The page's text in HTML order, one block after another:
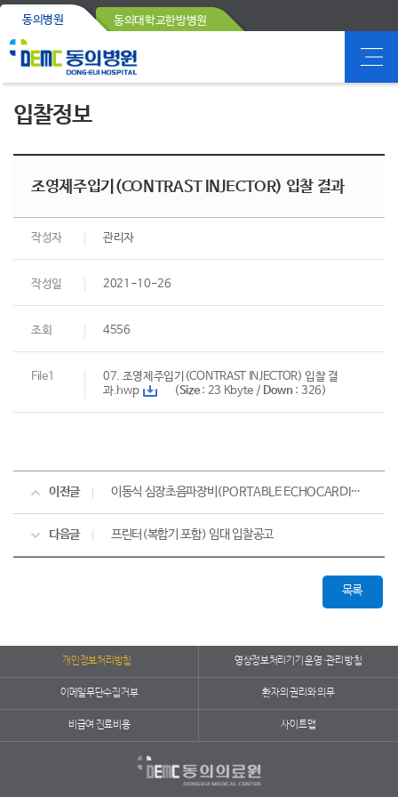
동의병원 동의대학교한방병원
입찰정보
조영제주입기(CONTRAST INJECTOR) 입찰 결과
작성자 관리자
작성일 2021-10-26
조회 4556
File1
07. 조영제주입기(CONTRAST INJECTOR) 입찰 결
과.hwp
(Size: 23 Kbyte / Down : 326)
이전글 이동식 심장초음파장비(PORTABLE ECHOCARDIOGRAPY SYSTEM) 입찰 결과
다음글 프린터(복합기 포함) 임대 입찰공고
목록
개인정보처리방침 영상정보처리기기 운영·관리 방침
이메일무단수집거부 환자의 권리와 의무
비급여 진료비용 사이트맵